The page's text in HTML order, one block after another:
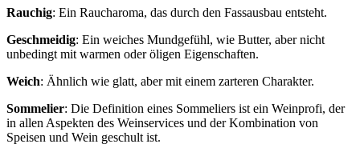
Rauchig: Ein Raucharoma, das durch den Fassausbau entsteht.
Geschmeidig: Ein weiches Mundgefühl, wie Butter, aber nicht
unbedingt mit warmen oder öligen Eigenschaften.
Weich: Ähnlich wie glatt, aber mit einem zarteren Charakter.
Sommelier: Die Definition eines Sommeliers ist ein Weinprofi, der
in allen Aspekten des Weinservices und der Kombination von
Speisen und Wein geschult ist.